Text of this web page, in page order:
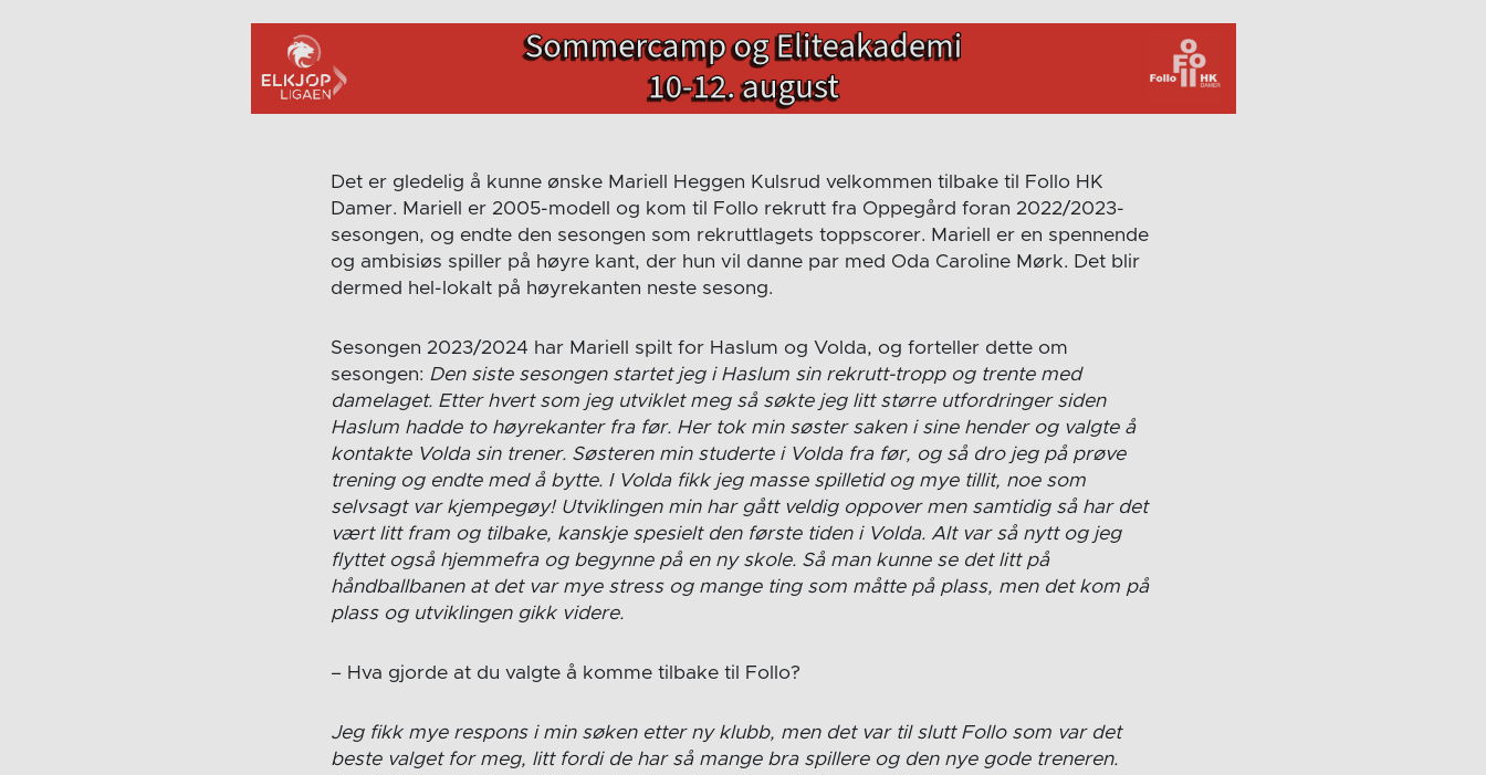
Det er gledelig å kunne ønske Mariell Heggen Kulsrud velkommen tilbake til Follo HK
Damer. Mariell er 2005-modell og kom til Follo rekrutt fra Oppegård foran 2022/2023-
sesongen, og endte den sesongen som rekruttlagets toppscorer. Mariell er en spennende
og ambisiøs spiller på høyre kant, der hun vil danne par med Oda Caroline Mørk. Det blir
dermed hel-lokalt på høyrekanten neste sesong.
Sesongen 2023/2024 har Mariell spilt for Haslum og Volda, og forteller dette om
sesongen: Den siste sesongen startet jeg i Haslum sin rekrutt-tropp og trente med
damelaget. Etter hvert som jeg utviklet meg så søkte jeg litt større utfordringer siden
Haslum hadde to høyrekanter fra før. Her tok min søster saken i sine hender og valgte å
kontakte Volda sin trener. Søsteren min studerte i Volda fra før, og så dro jeg på prøve
trening og endte med å bytte. I Volda fikk jeg masse spilletid og mye tillit, noe som
selvsagt var kjempegøy! Utviklingen min har gått veldig oppover men samtidig så har det
vært litt fram og tilbake, kanskje spesielt den første tiden i Volda. Alt var så nytt og jeg
flyttet også hjemmefra og begynne på en ny skole. Så man kunne se det litt på
håndballbanen at det var mye stress og mange ting som måtte på plass, men det kom på
plass og utviklingen gikk videre.
– Hva gjorde at du valgte å komme tilbake til Follo?
Jeg fikk mye respons i min søken etter ny klubb, men det var til slutt Follo som var det
beste valget for meg, litt fordi de har så mange bra spillere og den nye gode treneren.